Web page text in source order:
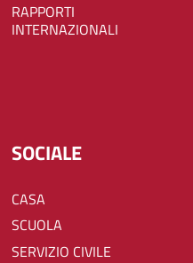
RAPPORTI
INTERNAZIONALI
SOCIALE
CASA
SCUOLA
SERVIZIO CIVILE